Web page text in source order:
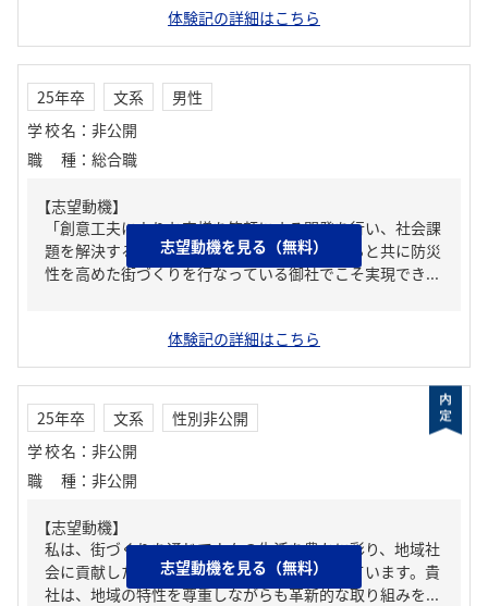
体験記の詳細はこちら
25年卒 文系
男性
学校名 ： 非公開
職種 ： 総合職
【志望動機】
「創意工夫によりお客様を笑顔にする開発を行い、社会課
題を解決する」という軸を、地域活性化を図ると共に防災
性を高めた街づくりを行なっている御社でこそ実現でき...
体験記の詳細はこちら
志望動機を見る（無料）
25年卒 文系
性別非公開
学校名 ： 非公開
職種 ： 非公開
【志望動機】
私は、街づくりを通じて人々の生活を豊かに彩り、地域社
会に貢献したいと考え、不動産業界を志望しています。貴
社は、地域の特性を尊重しながらも革新的な取り組みを...
志望動機を見る（無料）